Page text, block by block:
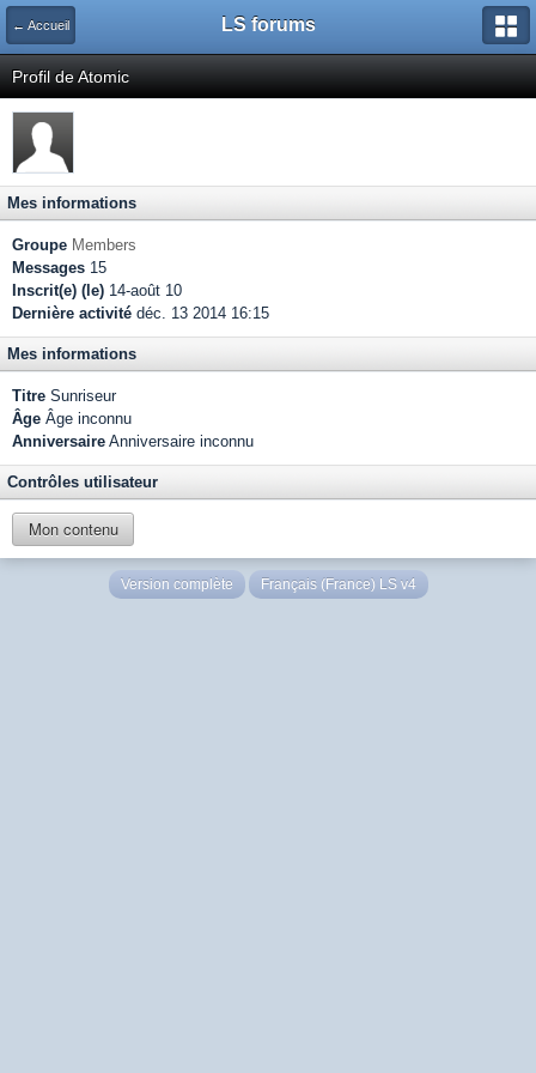
← Accueil LS forums
Profil de Atomic
Mes informations
Groupe Members
Messages 15
Inscrit(e) (le) 14-août 10
Dernière activité déc. 13 2014 16:15
Mes informations
Titre Sunriseur
Âge Âge inconnu
Anniversaire Anniversaire inconnu
Contrôles utilisateur
Mon contenu
Version complète Français (France) LS v4